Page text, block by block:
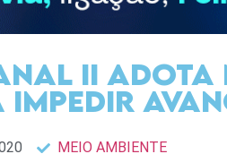
II adota
MEIO AMBIENTE